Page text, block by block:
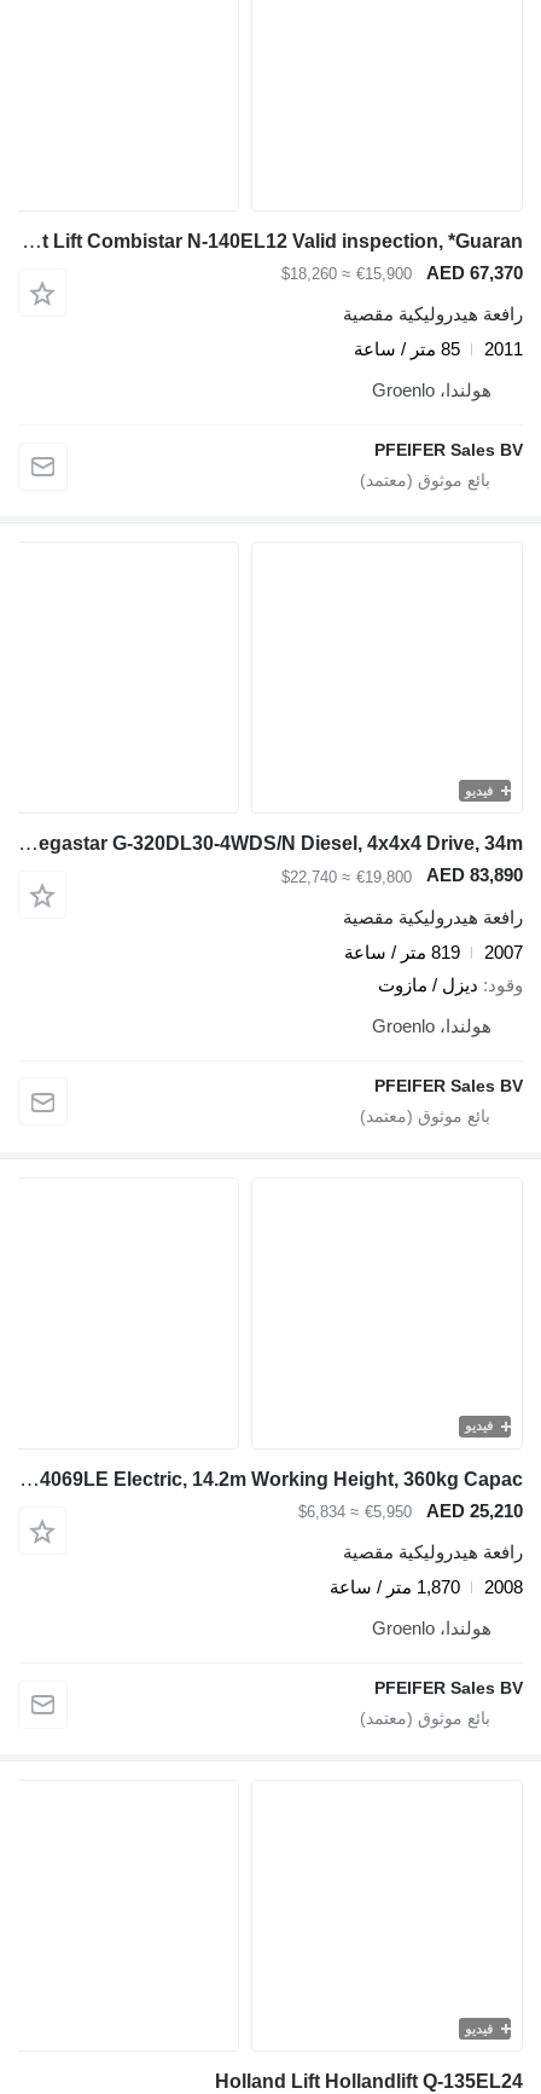
Holland Lift Lift Combistar N-140EL12 Valid inspection, *Guaran
AED 67,370
€15,900
≈ $18,260
رافعة هيدروليكية مقصية
2011
85 متر / ساعة
هولندا، Groenlo
PFEIFER Sales BV
فيديو
Holland Lift Megastar G-320DL30-4WDS/N Diesel, 4x4x4 Drive, 34m
AED 83,890
€19,800
≈ $22,740
رافعة هيدروليكية مقصية
2007
819 متر / ساعة
وقود ديزل / مازوت
هولندا، Groenlo
PFEIFER Sales BV
فيديو
JLG 4069LE Electric, 14.2m Working Height, 360kg Capac
AED 25,210
€5,950
≈ $6,834
رافعة هيدروليكية مقصية
2008
1,870 متر / ساعة
هولندا، Groenlo
PFEIFER Sales BV
فيديو
Holland Lift Hollandlift Q-135EL24